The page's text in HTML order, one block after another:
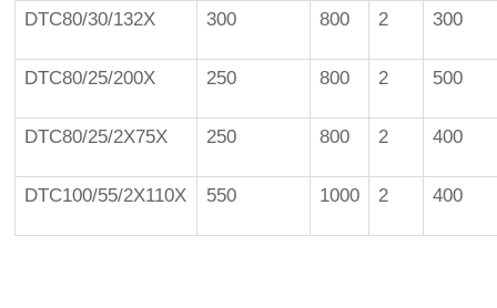
DTC80/30/132X
300 800 2 300
DTC80/25/200X 250 800 2 500
DTC80/25/2Χ75X 250 800 2 400
DTC100/55/2Χ110X 550 1000 2 400